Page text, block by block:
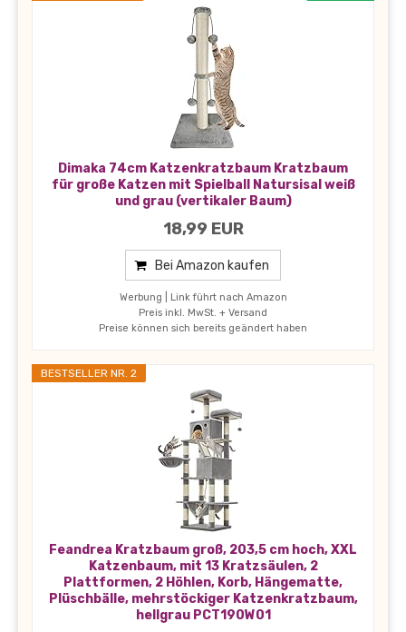
Dimaka 74cm Katzenkratzbaum Kratzbaum
für große Katzen mit Spielball Natursisal weiß
und grau (vertikaler Baum)
18,99 EUR
Bei Amazon kaufen
Werbung | Link führt nach Amazon
Preis inkl. MwSt. + Versand
Preise können sich bereits geändert haben
BESTSELLER NR. 2
Feandrea Kratzbaum groß, 203,5 cm hoch, XXL
Katzenbaum, mit 13 Kratzsäulen, 2
Plattformen, 2 Höhlen, Korb, Hängematte,
Plüschbälle, mehrstöckiger Katzenkratzbaum,
hellgrau PCT190W01